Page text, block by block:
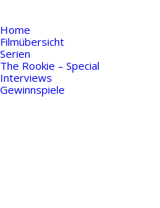
Home
Filmübersicht
Serien
The Rookie – Special
Interviews
Gewinnspiele